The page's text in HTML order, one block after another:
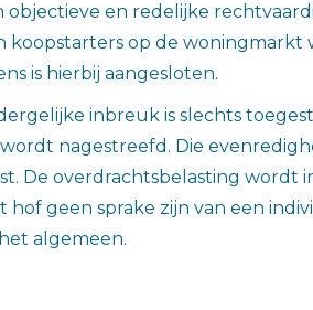
en redelijke
op de woningmarkt
is hierbij aangesloten.
inbreuk is slechts
nagestreefd. Die
De overdrachtsbelasting wordt
geen sprake zijn van een
algemeen.